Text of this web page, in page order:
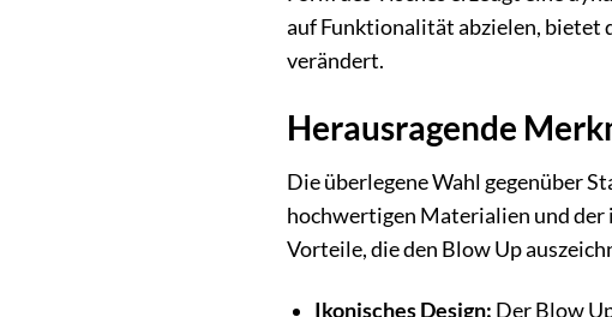
auf Funktionalität abzielen, bietet
verändert.
Herausragende
Die überlegene Wahl gegenüber
hochwertigen Materialien und der
Vorteile, die den Blow Up
Ikonisches Design: Der Blow